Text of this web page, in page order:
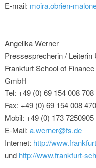
E-mail: moira.obrien-
Angelika Werner
Pressesprecherin /
Frankfurt School of
GmbH
Tel: +49 (0) 69 154 008 708
Fax: +49 (0) 69 154 008
Mobil: +49 (0) 173 7250905
E-Mail: a.werner@fs.de
Internet: http://
und http://www.frankfurt-